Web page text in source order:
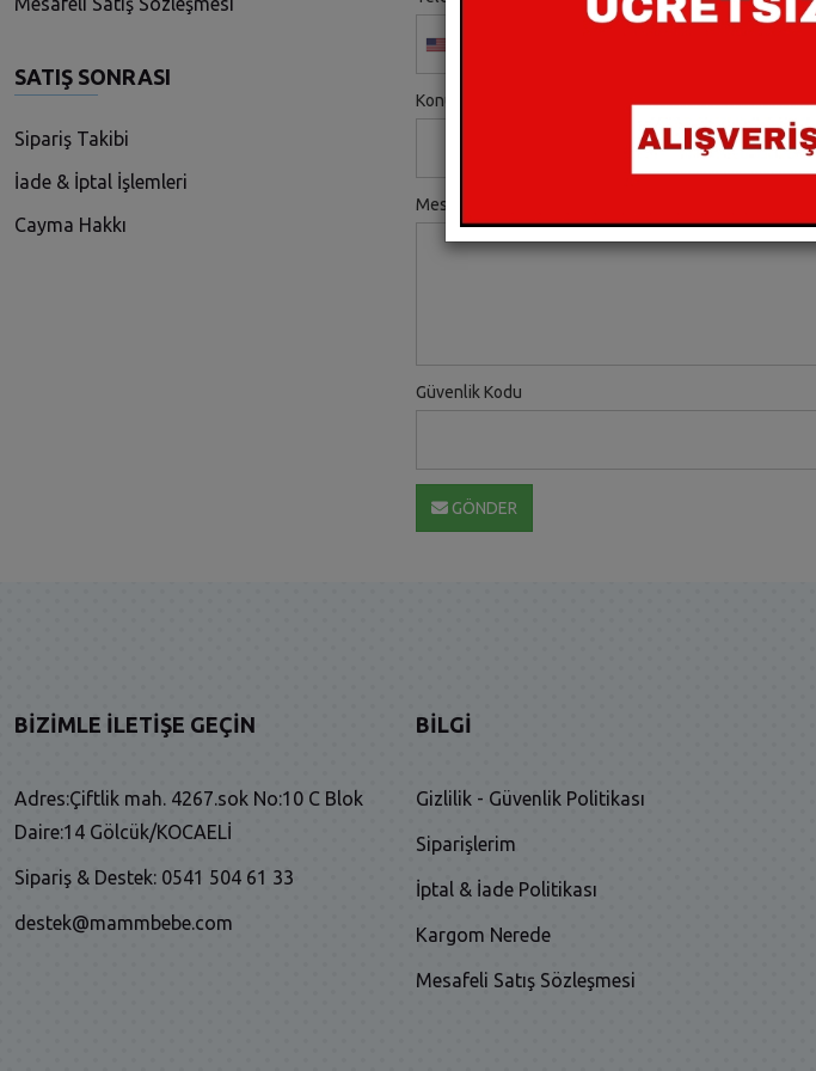
SATIŞ SONRASI
Sipariş Takibi
İade & İptal İşlemleri
Cayma Hakkı
United
Konu *
Mesaj *
Güvenlik Kodu
GÖNDER
BIZIMLE İLETIŞE GEÇIN
Adres:Çiftlik mah. 4267.sok No:10 C Blok
Daire:14 Gölcük/KOCAELİ
Sipariş & Destek: 0541 504 61 33
destek@mammbebe.com
BILGI
Gizlilik - Güvenlik Politikası
Siparişlerim
İptal & İade Politikası
Kargom Nerede
Mesafeli Satış Sözleşmesi